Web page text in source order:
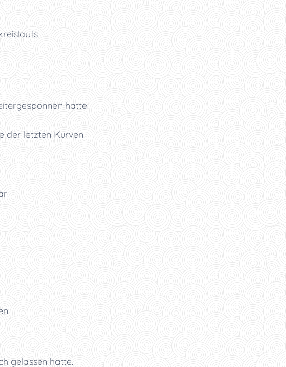
hatte.
der letzten Kurven.
gelassen hatte.